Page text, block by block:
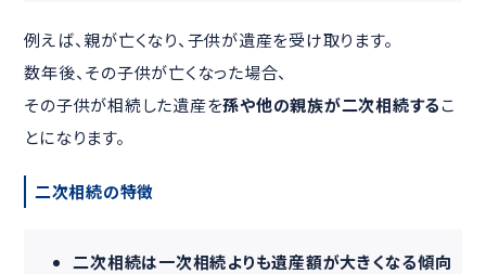
例えば、親が亡くなり、子供が遺産を受け取ります。
数年後、その子供が亡くなった場合、
その子供が相続した遺産を孫や他の親族が二次相続するこ
とになります。
二次相続の特徴
二次相続は一次相続よりも遺産額が大きくなる傾向